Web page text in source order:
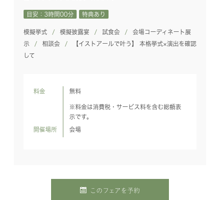
目安：3時間00分 特典あり
模擬挙式 模擬披露宴 試食会
会場コーディネート展
示
相談会
【イストアールで叶う】 本格挙式×演出を確認
して
料金 無料
※料金は消費税・サービス料を含む総額表
示です。
開催場所 会場
このフェアを予約